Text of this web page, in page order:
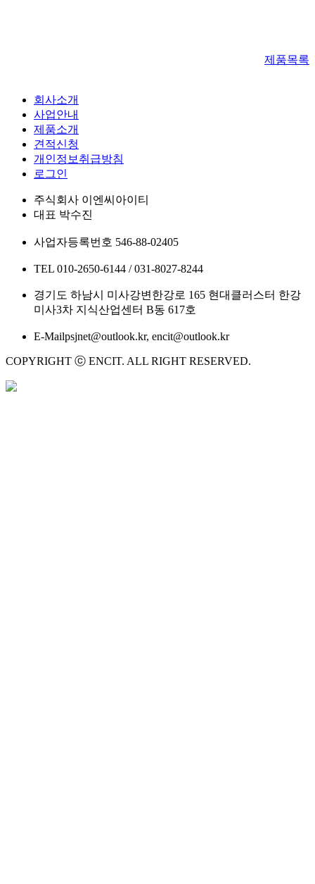
제품목록
회사소개
사업안내
제품소개
견적신청
개인정보취급방침
로그인
주식회사 이엔씨아이티
대표 박수진
사업자등록번호 546-88-02405
TEL 010-2650-6144 / 031-8027-8244
경기도 하남시 미사강변한강로 165 현대클러스터 한강
미사3차 지식산업센터 B동 617호
E-Mailpsjnet@outlook.kr, encit@outlook.kr
COPYRIGHT ⓒ ENCIT. ALL RIGHT RESERVED.